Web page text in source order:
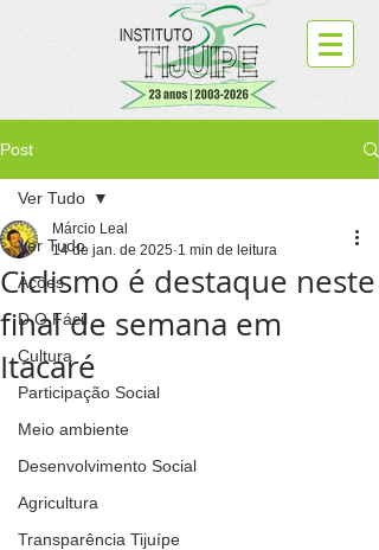
Post
Ver Tudo
Ações
D.O.Fácil
Cultura
Participação Social
Meio ambiente
Desenvolvimento Social
Agricultura
Transparência Tijuípe
Ver Tudo
Ciclismo é destaque neste
final de semana em
Itacaré
Márcio Leal
14 de jan. de 2025 1 min de leitura